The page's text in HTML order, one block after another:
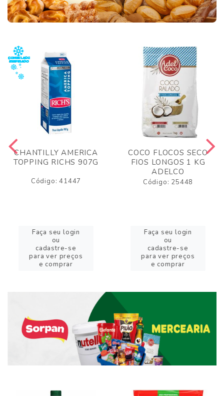
CHANTILLY AMERICA
TOPPING RICHS 907G
Código: 41447
Faça seu login
ou
cadastre-se
para ver preços
e comprar
COCO FLOCOS SECO
FIOS LONGOS 1 KG
ADELCO
Código: 25448
Faça seu login
ou
cadastre-se
para ver preços
e comprar